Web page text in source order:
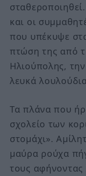
και οι
που υπέκυψε
πτώση της από
Ηλιούπολης,
λευκά
Τα πλάνα που
σχολείο των
στομάχι».
μαύρα ρούχα
τους αφήνοντας